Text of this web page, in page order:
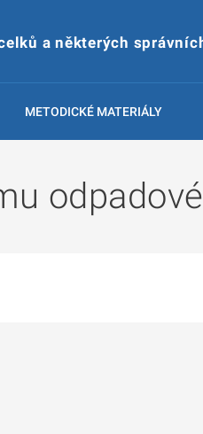
a některých
METODICKÉ MATERIÁLY